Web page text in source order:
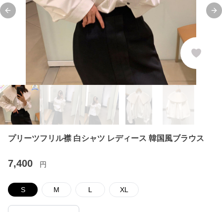
Previous slide
プリーツフリル襟 白シャツ レディース 韓国風ブラウス
7,400 円
S M L XL